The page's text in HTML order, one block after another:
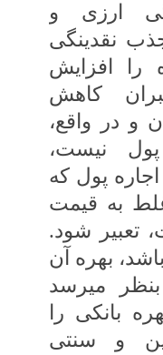
ارزی و
نقدینگی
افزایش
کاهش‏
و در واقع،
نیست،
اجاره پول‏ که
به قیمت
تعبیر شود.
بهره آن
بنظر می‏رسد
بانکی را
و سنتی